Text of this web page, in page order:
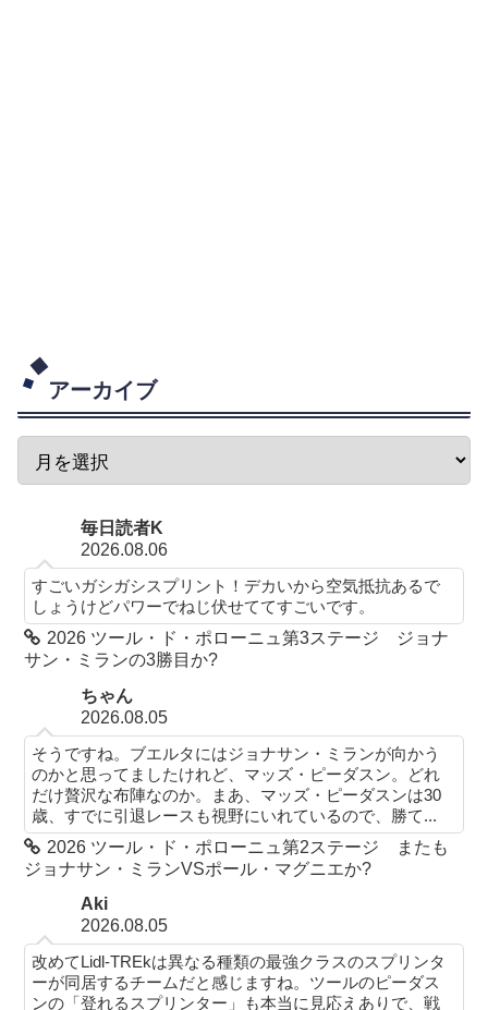
アーカイブ
毎日読者K
2026.08.06
すごいガシガシスプリント！デカいから空気抵抗あるで
しょうけどパワーでねじ伏せててすごいです。
2026 ツール・ド・ポローニュ第3ステージ ジョナ
サン・ミランの3勝目か?
ちゃん
2026.08.05
そうですね。ブエルタにはジョナサン・ミランが向かう
のかと思ってましたけれど、マッズ・ピーダスン。どれ
だけ贅沢な布陣なのか。まあ、マッズ・ピーダスンは30
歳、すでに引退レースも視野にいれているので、勝て...
2026 ツール・ド・ポローニュ第2ステージ またも
ジョナサン・ミランVSポール・マグニエか?
Aki
2026.08.05
改めてLidl-TREkは異なる種類の最強クラスのスプリンタ
ーが同居するチームだと感じますね。ツールのピーダス
ンの「登れるスプリンター」も本当に見応えありで、戦